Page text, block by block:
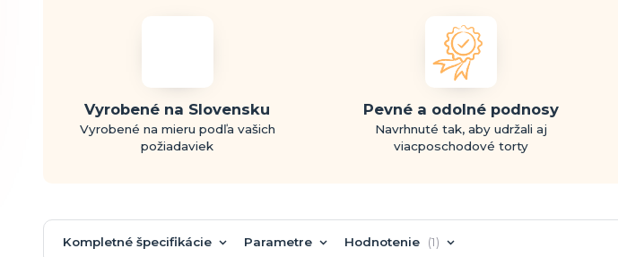
Vyrobené na Slovensku
Vyrobené na mieru podľa vašich
požiadaviek
Pevné a odolné podnosy
Navrhnuté tak, aby udržali aj
viacposchodové torty
Kompletné špecifikácie Parametre Hodnotenie 1